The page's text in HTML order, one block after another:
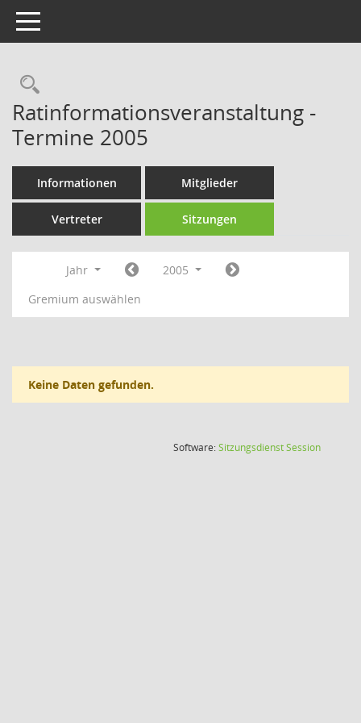
Toggle navigation
Rechercheauswahl
Ratinformationsveranstaltung -
Termine 2005
Informationen Mitglieder
Vertreter Sitzungen
Jahr
2005
Gremium auswählen
Keine Daten gefunden.
Software:SitzungsdienstSession(Wird in